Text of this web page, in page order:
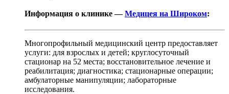
Информация о клинике —Медицея на Широком:
Многопрофильный медицинский центр предоставляет
услуги: для взрослых и детей; круглосуточный
стационар на 52 места; восстановительное лечение и
реабилитация; диагностика; стационарные операции;
амбулаторные манипуляции; лабораторные
исследования.